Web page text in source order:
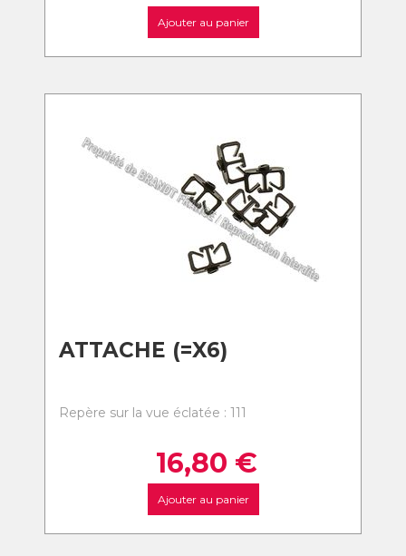
Ajouter au panier
ATTACHE (=X6)
Repère sur la vue éclatée : 111
16,80 €
Ajouter au panier